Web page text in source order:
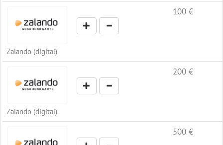
Zalando (digital)
100 €
Zalando (digital)
200 €
500 €